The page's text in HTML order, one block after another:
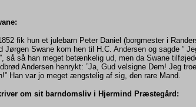
fik hun et julebarn Peter Daniel (borgmester i
Jørgen Swane kom hen til H.C. Andersen og sagde ”
så så han meget betænkelig ud, men da Swane
Andersen henrykt: ”Ja, Gud velsigne Dem! Jeg
Han var jo meget ængstelig af sig,
om sit barndomsliv i Hjermind Præstegård: